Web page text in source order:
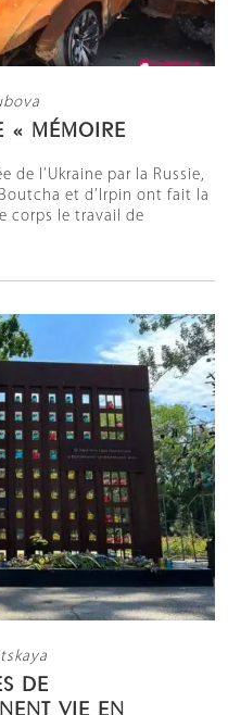
« MÉMOIRE
de l’Ukraine par la Russie,
et d’Irpin ont fait la
corps le travail de
DE
VIE EN